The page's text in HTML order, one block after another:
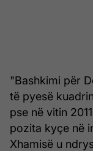
"Bashkimi për
të pyesë
pse në vitin
pozita kyçe në
Xhamisë u